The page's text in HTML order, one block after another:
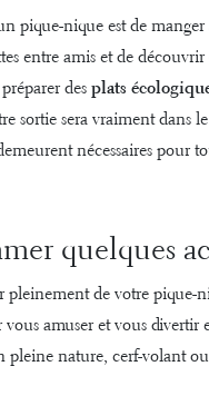
pique-nique est de
entre amis et de
des plats
sortie sera vraiment dans
nécessaires pour
quelques
de votre pique-
vous amuser et vous
pleine nature, cerf-volant